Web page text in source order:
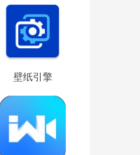
壁纸引擎